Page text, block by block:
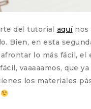
del tutorial aquínos
Bien, en esta
lo más fácil, el
vaaaaamos, que
los materiales